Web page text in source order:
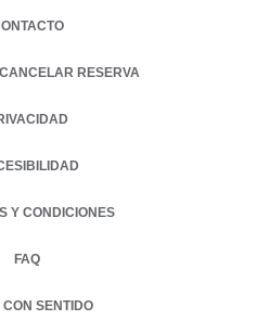
RESERVA
IN A NEW TAB.
Y CONDICIONES
FAQ
SENTIDO